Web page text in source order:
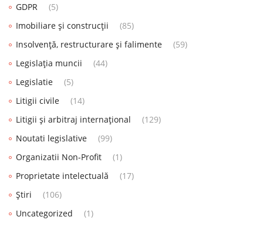
GDPR
(5)
Imobiliare și construcții
(85)
Insolvență, restructurare și falimente
(59)
Legislația muncii
(44)
Legislatie
(5)
Litigii civile
(14)
Litigii și arbitraj internațional
(129)
Noutati legislative
(99)
Organizatii Non-Profit
(1)
Proprietate intelectuală
(17)
Știri
(106)
Uncategorized
(1)